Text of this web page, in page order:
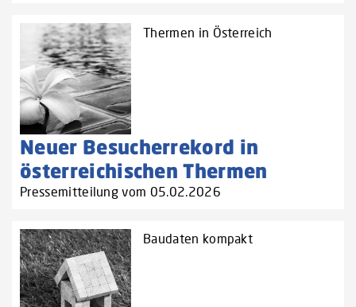
Thermen in Österreich
Neuer Besucherrekord in
österreichischen Thermen
Pressemitteilung vom 05.02.2026
Baudaten kompakt